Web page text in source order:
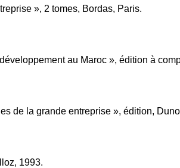
», 2 tomes, Bordas, Paris.
au Maroc », édition à
de la grande entreprise », édition,
1993.